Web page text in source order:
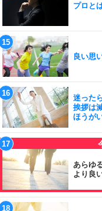
プロと
良い思
迷った
挨拶は
ほうが
あらゆ
より良